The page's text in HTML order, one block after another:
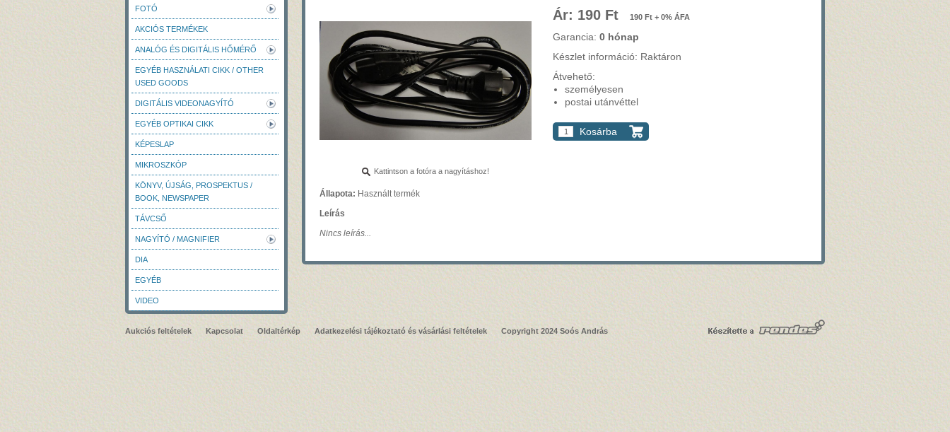
FOTÓ
AKCIÓS TERMÉKEK
ANALÓG ÉS DIGITÁLIS HŐMÉRŐ
EGYÉB HASZNÁLATI CIKK / OTHER
USED GOODS
DIGITÁLIS VIDEONAGYÍTÓ
EGYÉB OPTIKAI CIKK
KÉPESLAP
MIKROSZKÓP
KÖNYV, ÚJSÁG, PROSPEKTUS /
BOOK, NEWSPAPER
TÁVCSŐ
NAGYÍTÓ / MAGNIFIER
DIA
EGYÉB
VIDEO
Kattintson a fotóra a nagyításhoz!
Ár: 190 Ft 190 Ft + 0% ÁFA
Garancia: 0 hónap
Készlet információ: Raktáron
Átvehető:
személyesen
postai utánvéttel
Kosárba
Állapota: Használt termék
Leírás
Nincs leírás...
Aukciós feltételek Kapcsolat Oldaltérkép Adatkezelési tájékoztató és vásárlási feltételek Copyright 2024 Soós András